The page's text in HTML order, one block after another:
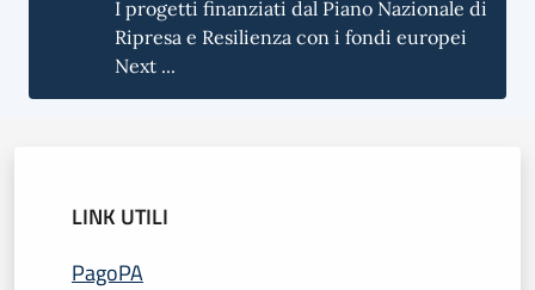
I progetti finanziati dal Piano Nazionale di
Ripresa e Resilienza con i fondi europei
Next ...
LINK UTILI
PagoPA